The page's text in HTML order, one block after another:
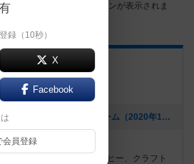
県内の店舗に絞り込むボタンが表示されま
有明亭
都豊島区巣鴨1-20-13
[NEW] 【巣鴨】土曜ゲーム会 テーマ：街・地名のゲーム（2020年12月02日 17時54分）
イスカレーや挽きたてコーヒー、クラフト
録（10秒）
X
Facebook
会員登録